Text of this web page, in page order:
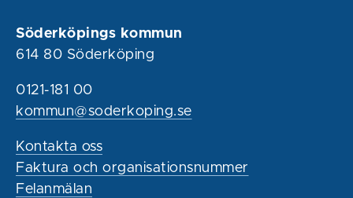
Söderköpings kommun
614 80 Söderköping
0121-181 00
kommun@soderkoping.se
Kontakta oss
Faktura och organisationsnummer
Felanmälan